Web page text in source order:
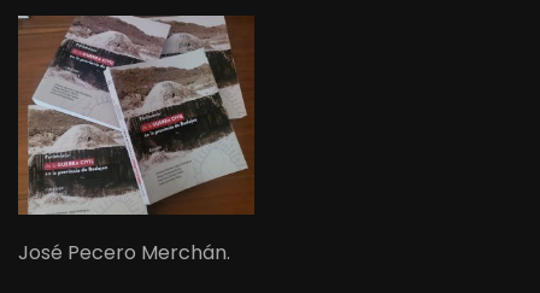
José Pecero Merchán.